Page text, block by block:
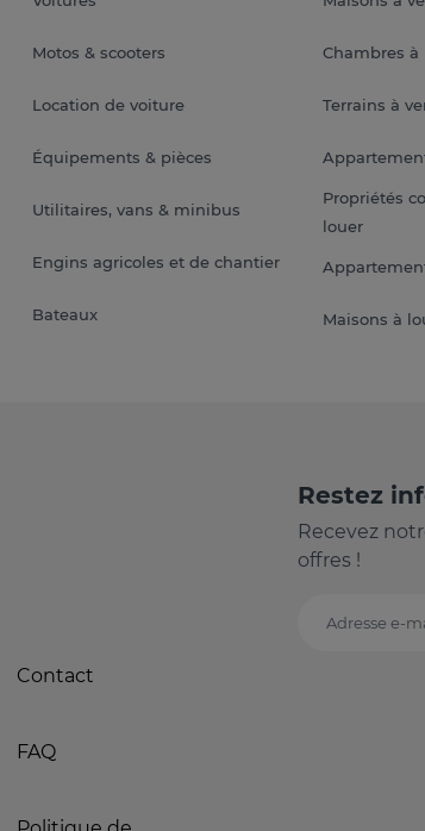
Motos & scooters
Location de voiture
Équipements & pièces
Utilitaires, vans & minibus
Engins agricoles et de chantier
Bateaux
Chambres à
Terrains à
Propriétés
louer
Maisons à
Contact
FAQ
Restez
Recevez
offres !
Adresse e-